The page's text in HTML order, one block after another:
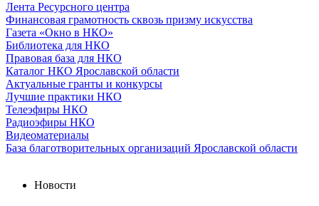
Лента Ресурсного центра
Финансовая грамотность сквозь призму искусства
Газета «Окно в НКО»
Библиотека для НКО
Правовая база для НКО
Каталог НКО Ярославской области
Актуальные гранты и конкурсы
Лучшие практики НКО
Телеэфиры НКО
Радиоэфиры НКО
Видеоматериалы
База благотворительных организаций Ярославской области
Новости